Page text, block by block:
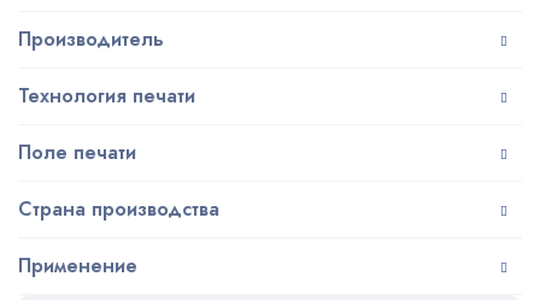
Производитель
Технология печати
Поле печати
Страна производства
Применение